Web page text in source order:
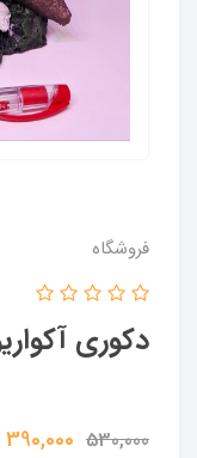
فروشگاه
دکوری
530,000
390,000